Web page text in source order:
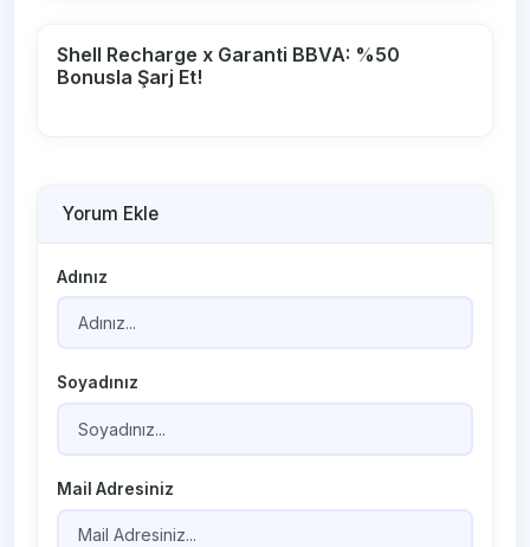
Shell Recharge x Garanti BBVA: %50
Bonusla Şarj Et!
Yorum Ekle
Adınız
Soyadınız
Mail Adresiniz